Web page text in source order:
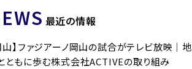
最近の情報
山】ファジアーノ岡山の試合がテレビ放映｜地
ともに歩む株式会社ACTIVEの取り組み